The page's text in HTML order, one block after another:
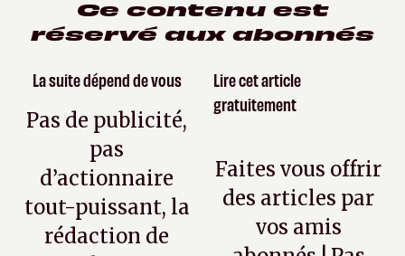
Ce contenu est
réservé aux abonnés
La suite dépend de vous
Pas de publicité,
pas
d’actionnaire
tout-puissant, la
rédaction de
Lire cet article
gratuitement
Faites vous offrir
des articles par
vos amis